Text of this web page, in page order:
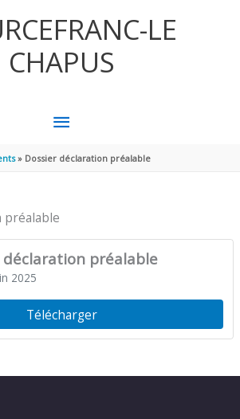
LE
CHAPUS
MENU
PRINCIPAL
Dossier déclaration préalable
préalable
déclaration préalable
2025
Télécharger